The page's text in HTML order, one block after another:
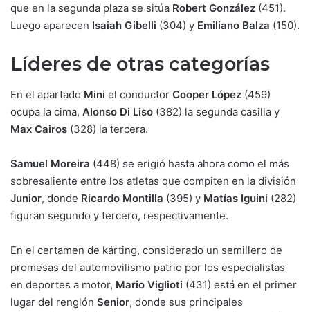
que en la segunda plaza se sitúa Robert González (451).
Luego aparecen Isaiah Gibelli (304) y Emiliano Balza (150).
Líderes de otras categorías
En el apartado Mini el conductor Cooper López (459)
ocupa la cima, Alonso Di Liso (382) la segunda casilla y
Max Cairos (328) la tercera.
Samuel Moreira (448) se erigió hasta ahora como el más
sobresaliente entre los atletas que compiten en la división
Junior, donde Ricardo Montilla (395) y Matías Iguini (282)
figuran segundo y tercero, respectivamente.
En el certamen de kárting, considerado un semillero de
promesas del automovilismo patrio por los especialistas
en deportes a motor, Mario Viglioti (431) está en el primer
lugar del renglón Senior, donde sus principales